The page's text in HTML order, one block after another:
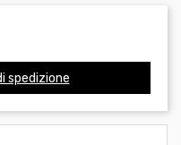
spedizione